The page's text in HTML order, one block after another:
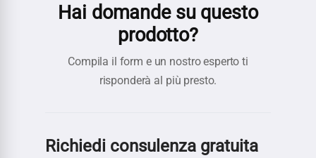
Hai domande su questo
prodotto?
Compila il form e un nostro esperto ti
risponderà al più presto.
Richiedi consulenza gratuita